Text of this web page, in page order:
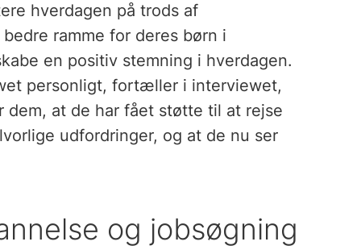
hverdagen på trods af
ramme for deres børn i
en positiv stemning i hverdagen.
personligt, fortæller i interviewet,
at de har fået støtte til at rejse
udfordringer, og at de nu ser
og jobsøgning